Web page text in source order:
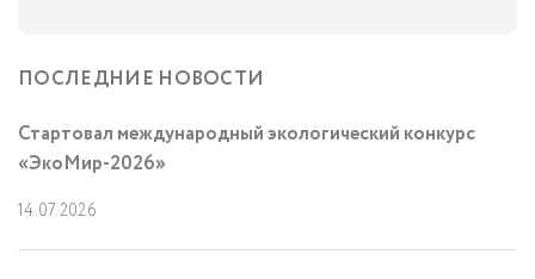
ПОСЛЕДНИЕ НОВОСТИ
Стартовал международный экологический конкурс
«ЭкоМир-2026»
14.07.2026